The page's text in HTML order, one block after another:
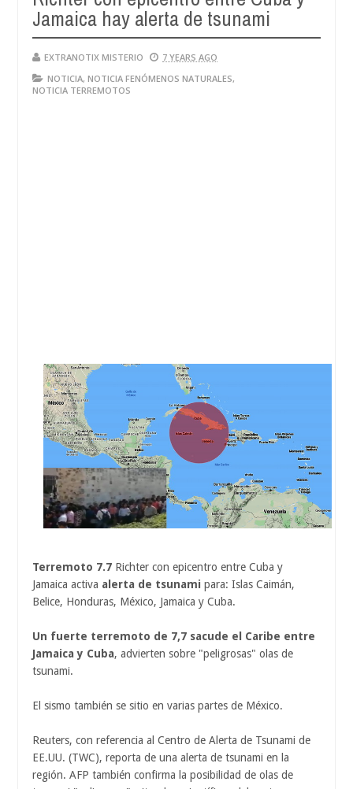
Jamaica hay alerta de tsunami
EXTRANOTIX MISTERIO
7 YEARS AGO
NOTICIA, NOTICIA FENÓMENOS NATURALES,
NOTICIA TERREMOTOS
Terremoto 7.7 Richter con epicentro entre Cuba y
Jamaica activa alerta de tsunami para: Islas Caimán,
Belice, Honduras, México, Jamaica y Cuba.
Un fuerte terremoto de 7,7 sacude el Caribe entre
Jamaica y Cuba, advierten sobre "peligrosas" olas de
tsunami.
El sismo también se sitio en varias partes de México.
Reuters, con referencia al Centro de Alerta de Tsunami de
EE.UU. (TWC), reporta de una alerta de tsunami en la
región. AFP también confirma la posibilidad de olas de